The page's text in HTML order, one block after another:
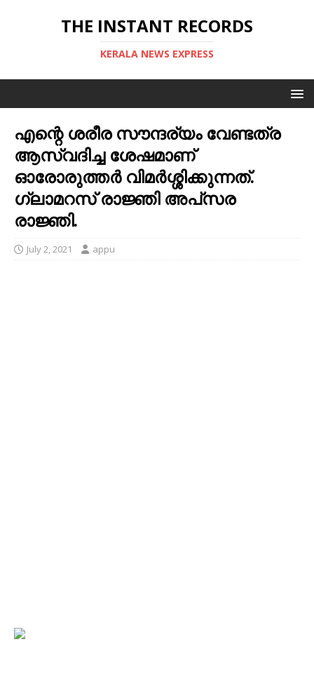
THE INSTANT RECORDS
KERALA NEWS EXPRESS
എന്റെ ശരീര സൗന്ദര്യം വേണ്ടത്ര
ആസ്വദിച്ച ശേഷമാണ്
ഓരോരുത്തര്‍ വിമർശ്ശിക്കുന്നത്.
ഗ്ലാമറസ് രാജ്ഞി അപ്‌സര
രാജ്ഞി.
July 2, 2021 appu